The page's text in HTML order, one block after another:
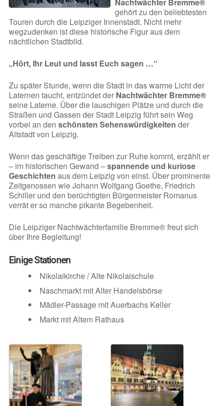
Nachtwächter Bremme®
gehört zu den beliebtesten
Touren durch die Leipziger Innenstadt. Nicht mehr
wegzudenken ist diese historische Figur aus dem
nächtlichen Stadtbild.
„Hört, Ihr Leut und lasst Euch sagen …“
Zu später Stunde, wenn die Stadt in das warme Licht der
Laternen taucht, entzündet der Nachtwächter Bremme®
seine Laterne. Über die lauschigen Plätze und durch die
Straßen und Gassen der Stadt Leipzig führt sein Weg
vorbei an den schönsten Sehenswürdigkeiten der
Altstadt von Leipzig.
Wenn das geschäftige Treiben zur Ruhe kommt, erzählt er
– im historischen Gewand –spannende und kuriose
Geschichten aus dem Leipzig von einst. Über prominente
Zeitgenossen wie Johann Wolfgang Goethe, Friedrich
Schiller und den berüchtigten Bürgermeister Romanus
verrät er so manche pikante Begebenheit.
Die Leipziger Nachtwächterfamilie Bremme® freut sich
über Ihre Begleitung!
Einige Stationen
Nikolaikirche / Alte Nikolaischule
Naschmarkt mit Alter Handelsbörse
Mädler-Passage mit Auerbachs Keller
Markt mit Altem Rathaus